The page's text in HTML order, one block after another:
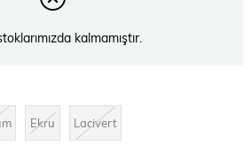
kalmamıştır.
Ekru Lacivert